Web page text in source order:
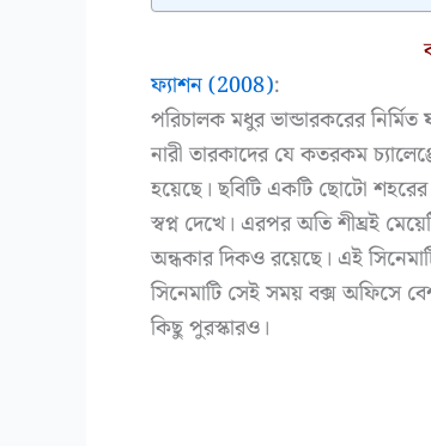
ফ্যাশন (2008):
পরিচালক মধুর ভান্ডারকরের নির্মিত
নারী তারকাদের যে কতরকম
হয়েছে। ছবিটি একটি ছোটো
স্বপ্ন দেখে। এরপর অতি শীঘ্রই
অন্ধকার দিকও রয়েছে। এই
সিনেমাটি সেই সময় বক্স অফিসে
কিছু পুরস্কারও।